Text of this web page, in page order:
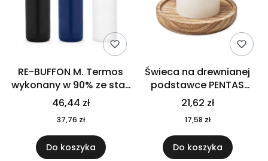
RE-BUFFON M. Termos
wykonany w 90% ze stali
nierdzewnej
pochodzącej z
recyklingu 520 ml 94294
46,44 zł
37,76 zł
Do koszyka
Świeca na drewnianej
podstawce PENTAS
MO6282-40
21,62 zł
17,58 zł
Do koszyka